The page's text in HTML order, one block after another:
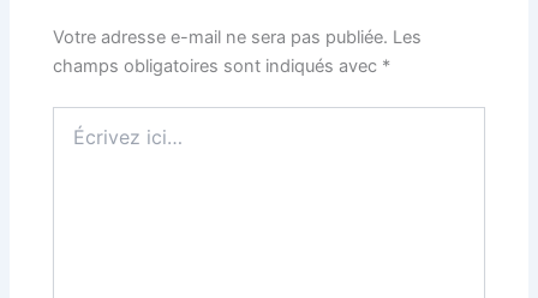
Votre adresse e-mail ne sera pas publiée. Les
champs obligatoires sont indiqués avec *
ici…